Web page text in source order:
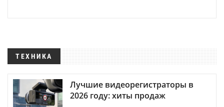
ТЕХНИКА
Лучшие видеорегистраторы в
2026 году: хиты продаж